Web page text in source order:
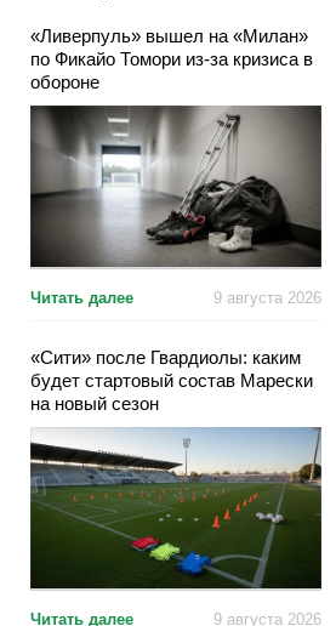
«Ливерпуль» вышел на «Милан»
по Фикайо Томори из-за кризиса в
обороне
Читать далее 9 августа 2026
«Сити» после Гвардиолы: каким
будет стартовый состав Марески
на новый сезон
Читать далее 9 августа 2026